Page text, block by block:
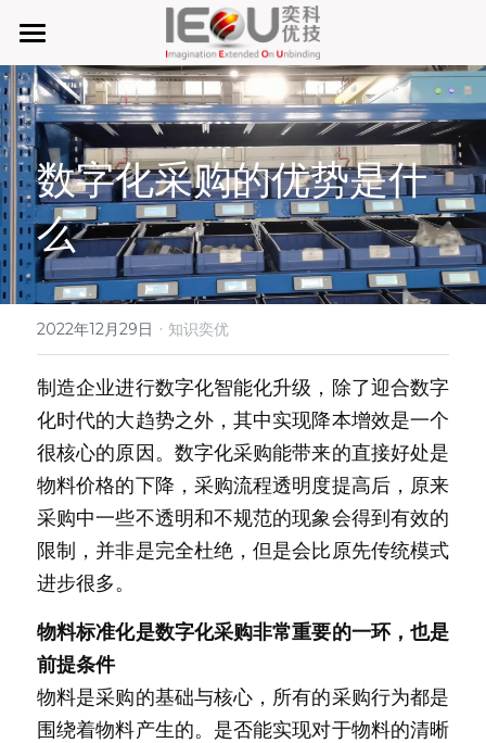
首页
微仓
D系微仓（热销）
产品与服务
单元智能化
单元智慧化
6S精益管理必备品
行业应用及案列
MRO工业物料智能化管理
手机平板智能存储
废旧家电拆解解决方案
商超快递配送解决方案
关于奕优
公司介绍
知识奕优
Lean Manufacturing（精益生产和管理）
新闻动态
服务模式
联系我们
搜索
数字化采购的优势是什
么
2022年12月29日 · 知识奕优
制造企业进行数字化智能化升级，除了迎合数字
化时代的大趋势之外，其中实现降本增效是一个
很核心的原因。数字化采购能带来的直接好处是
物料价格的下降，采购流程透明度提高后，原来
采购中一些不透明和不规范的现象会得到有效的
限制，并非是完全杜绝，但是会比原先传统模式
进步很多。
物料标准化是数字化采购非常重要的一环，也是
前提条件
物料是采购的基础与核心，所有的采购行为都是
围绕着物料产生的。是否能实现对于物料的清晰